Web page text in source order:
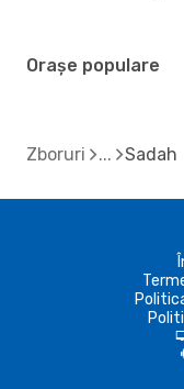
Orașe populare
Zboruri Sadah